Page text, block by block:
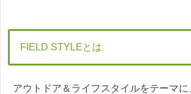
FIELD STYLEとは
アウトドア＆ライフスタイルをテーマ